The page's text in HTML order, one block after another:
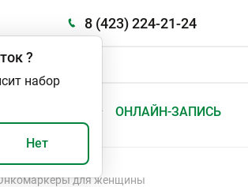
8 (423) 224-21-24
ОНЛАЙН-ЗАПИСЬ
?
набор
Нет
для женщины